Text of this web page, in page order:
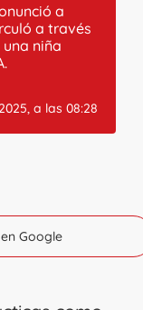
a
a través
niña
a las 08:28
Google